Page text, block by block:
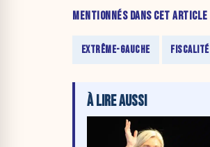
MENTIONNÉS DANS CET ARTICLE
EXTRÊME-GAUCHE FISCALITÉ
À LIRE AUSSI